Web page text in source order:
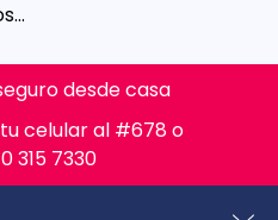
desde casa
celular al #678 o
315 7330